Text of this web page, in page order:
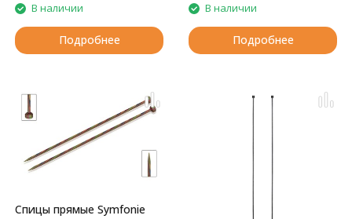
В наличии
Подробнее
В наличии
Подробнее
Спицы прямые Symfonie